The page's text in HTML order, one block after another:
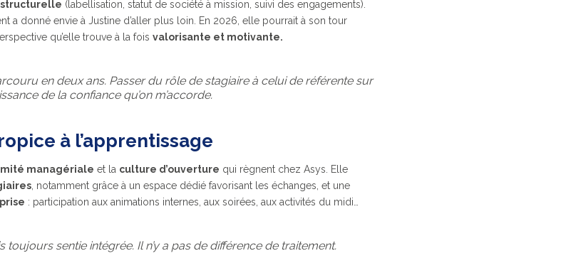
(labellisation, statut de société à mission, suivi des engagements).
a donné envie à Justine d’aller plus loin. En 2026, elle pourrait à son tour
qu’elle trouve à la fois valorisante et motivante.
en deux ans. Passer du rôle de stagiaire à celui de référente sur
de la confiance qu’on m’accorde.
à l’apprentissage
managériale et la culture d’ouverture qui règnent chez Asys. Elle
, notamment grâce à un espace dédié favorisant les échanges, et une
: participation aux animations internes, aux soirées, aux activités du midi…
toujours sentie intégrée. Il n’y a pas de différence de traitement.